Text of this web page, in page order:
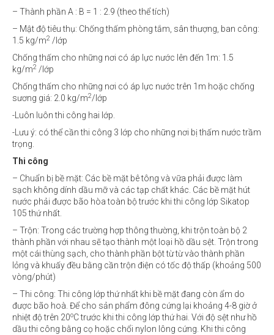
– Thành phần A : B = 1 : 2.9 (theo thể tích)
– Mật độ tiêu thụ: Chống thấm phòng tắm, sân thượng, ban công:
1.5 kg/m2 /lớp
Chống thấm cho những nơi có áp lực nước lên đến 1m: 1.5
kg/m2 /lớp
Chống thấm cho những nơi có áp lực nước trên 1m hoặc chống
sương giá: 2.0 kg/m2/lớp
-Luôn luôn thi công hai lớp.
-Lưu ý: có thể cần thi công 3 lớp cho những nơi bị thấm nước trầm
trọng.
Thi công
– Chuẩn bị bề mặt: Các bề mặt bê tông và vữa phải được làm
sạch không dính dầu mỡ và các tạp chất khác. Các bề mặt hút
nước phải được bão hòa toàn bộ trước khi thi công lớp Sikatop
105 thứ nhất.
– Trộn: Trong các trường hợp thông thường, khi trộn toàn bộ 2
thành phần với nhau sẽ tạo thành một loại hồ dầu sệt. Trộn trong
một cái thùng sạch, cho thành phần bột từ từ vào thành phần
lỏng và khuấy đều bằng cần trộn điện có tốc độ thấp (khoảng 500
vòng/phút)
– Thi công: Thi công lớp thứ nhất khi bề mặt đang còn ẩm do
được bão hoà. Để cho sản phẩm đông cứng lại khoảng 4-8 giờ ở
nhiệt độ trên 20oC trước khi thi công lớp thứ hai. Với độ sệt như hồ
dầu thi công bằng cọ hoặc chổi nylon lông cứng. Khi thi công